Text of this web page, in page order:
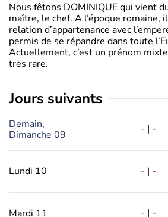
Nous fêtons DOMINIQUE qui vient
maître, le chef. A l’époque romaine,
relation d’appartenance avec
permis de se répandre dans toute
Actuellement, c’est un prénom
très rare.
jours suivants
Demain,
Dimanche 09
- | -
Lundi 10 - | -
Mardi 11 - | -